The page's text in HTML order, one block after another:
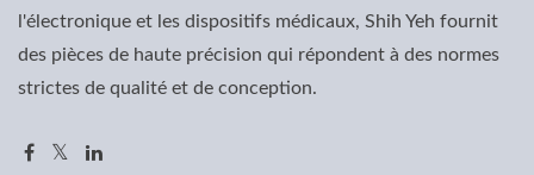
l'électronique et les dispositifs médicaux, Shih Yeh fournit
des pièces de haute précision qui répondent à des normes
strictes de qualité et de conception.